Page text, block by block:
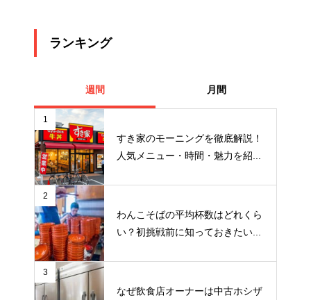
ランキング
週間 月間
1
すき家のモーニングを徹底解説！
人気メニュー・時間・魅力を紹...
2
わんこそばの平均杯数はどれくら
い？初挑戦前に知っておきたい...
3
なぜ飲食店オーナーは中古ホシザ